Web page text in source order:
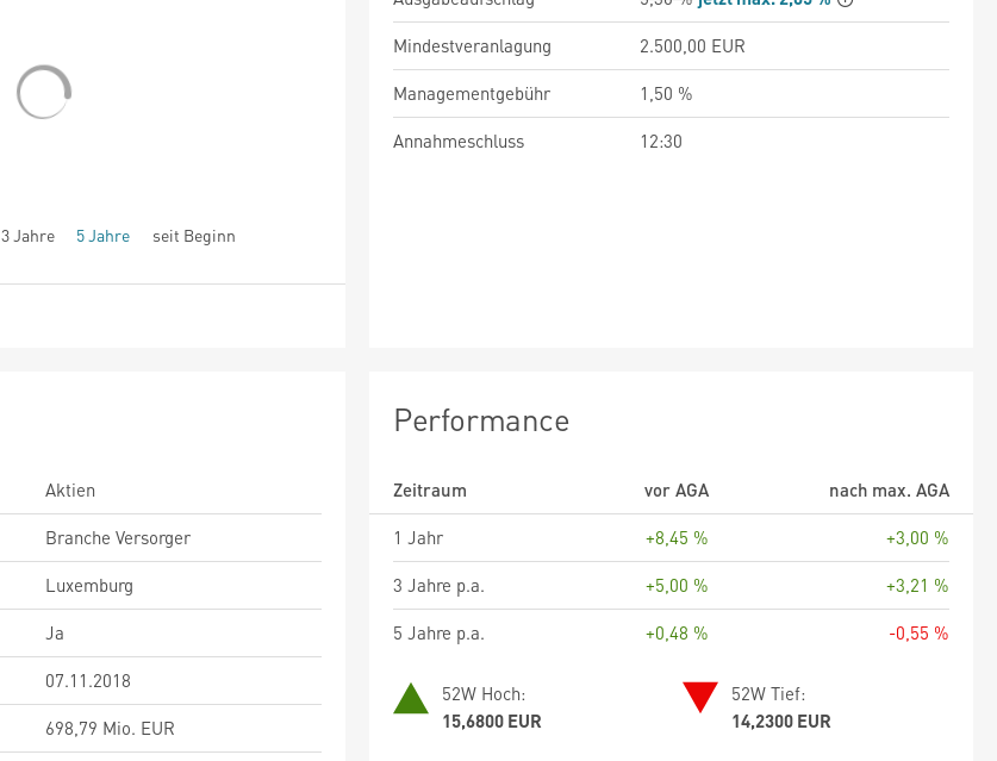
3 Jahre 5 Jahre seit Beginn
Mindestveranlagung
2.500,00 EUR
Managementgebühr
1,50 %
Annahmeschluss
12:30
Aktien
Branche Versorger
Luxemburg
Ja
07.11.2018
698,79 Mio. EUR
Performance
Zeitraum vor AGA
nach max. AGA
1 Jahr
+8,45 %
+3,00 %
3 Jahre p.a.
+5,00 %
+3,21 %
5 Jahre p.a.
+0,48 % -0,55 %
52W Hoch:
15,6800 EUR
52W Tief:
14,2300 EUR